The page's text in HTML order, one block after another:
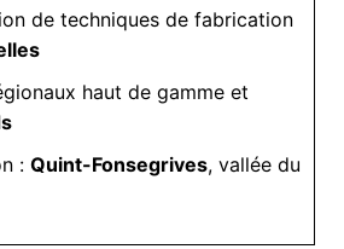
de techniques de fabrication
haut de gamme et
: Quint-Fonsegrives, vallée du